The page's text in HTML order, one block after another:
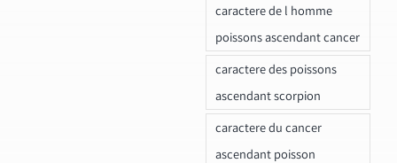
caractere de l homme
poissons ascendant cancer
caractere des poissons
ascendant scorpion
caractere du cancer
ascendant poisson